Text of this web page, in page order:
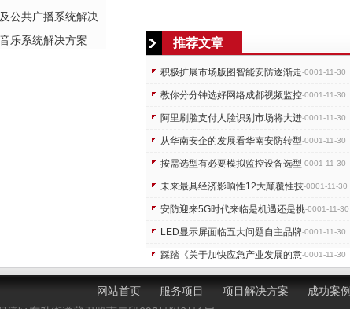
公共广播系统解决
乐系统解决方案 推荐文章
积极扩展市场版图智能安防逐渐走-0001-11-30
教你分分钟选好网络成都视频监控-0001-11-30
阿里刷脸支付人脸识别市场将大迸-0001-11-30
从华南安企的发展看华南安防转型-0001-11-30
按需选型有必要模拟监控设备选型-0001-11-30
未来最具经济影响性12大颠覆性技-0001-11-30
安防迎来5G时代来临是机遇还是挑-0001-11-30
LED显示屏面临五大问题自主品牌-0001-11-30
踩踏《关于加快应急产业发展的意-0001-11-30
生活走向智能化楼宇对讲需融合多-0001-11-30
网站首页 服务项目 项目解决方案 成功案例